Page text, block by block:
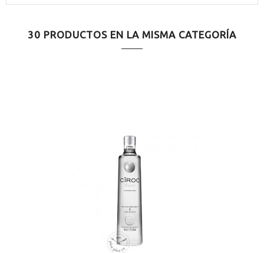
30 PRODUCTOS EN LA MISMA CATEGORÍA